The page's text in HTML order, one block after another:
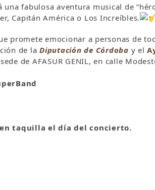
una fabulosa aventura musical de
Capitán América o Los Increíbles.
promete emocionar a personas de
de la Diputación de Córdoba y el
de AFASUR GENIL, en calle
en taquilla el día del concierto.